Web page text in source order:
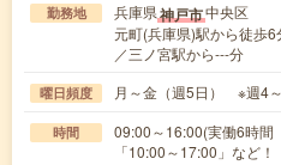
勤務地 兵庫県神戸市中央区
元町(兵庫県)駅から徒歩
／三ノ宮駅から---分
曜日頻度 月～金（週5日） ※週4
時間
09:00～16:00(実働6時
「10:00～17:00」など！